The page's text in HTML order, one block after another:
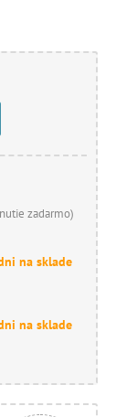
zadarmo)
na sklade
na sklade